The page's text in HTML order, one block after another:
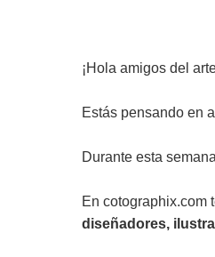
¡Hola amigos del
Estás pensando en
Durante esta
En cotographix.com
diseñadores,